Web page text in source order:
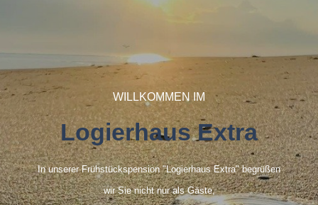
WILLKOMMEN IM
Logierhaus Extra
In unserer Frühstückspension "Logierhaus Extra" begrüßen
wir Sie nicht nur als Gäste,